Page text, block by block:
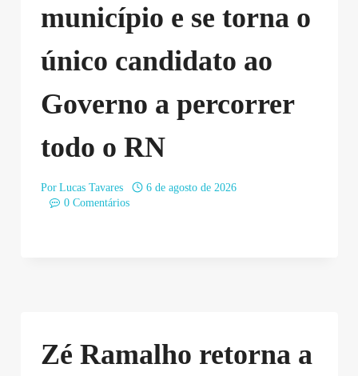
município e se torna o
único candidato ao
Governo a percorrer
todo o RN
Por Lucas Tavares
6 de agosto de 2026
0 Comentários
Zé Ramalho retorna a